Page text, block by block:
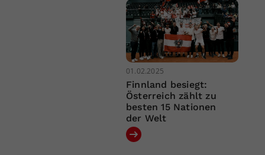
01.02.2025
Finnland besiegt:
Österreich zählt zu
besten 15 Nationen
der Welt